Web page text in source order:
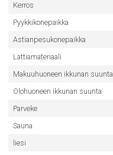
Kerros
Pyykkikonepaikka
Astianpesukonepaikka
Lattiamateriaali
Makuuhuoneen ikkunan suunta
Olohuoneen ikkunan suunta
Parveke
Sauna
liesi